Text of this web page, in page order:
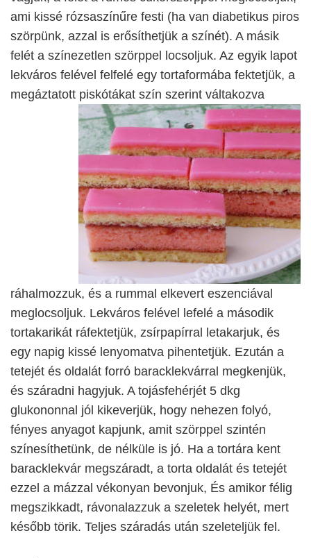
ami kissé rózsaszínűre festi (ha van diabetikus piros
szörpünk, azzal is erősíthetjük a színét). A másik
felét a színezetlen szörppel locsoljuk. Az egyik lapot
lekváros felével felfelé egy tortaformába fektetjük, a
megáztatott piskótákat szín szerint váltakozva
ráhalmozzuk, és a rummal elkevert eszenciával
meglocsoljuk. Lekváros felével lefelé a második
tortakarikát ráfektetjük, zsírpapírral letakarjuk, és
egy napig kissé lenyomatva pihentetjük. Ezután a
tetejét és oldalát forró baracklekvárral megkenjük,
és száradni hagyjuk. A tojásfehérjét 5 dkg
glukononnal jól kikeverjük, hogy nehezen folyó,
fényes anyagot kapjunk, amit szörppel szintén
színesíthetünk, de nélküle is jó. Ha a tortára kent
baracklekvár megszáradt, a torta oldalát és tetejét
ezzel a mázzal vékonyan bevonjuk, És amikor félig
megszikkadt, rávonalazzuk a szeletek helyét, mert
később törik. Teljes száradás után szeleteljük fel.